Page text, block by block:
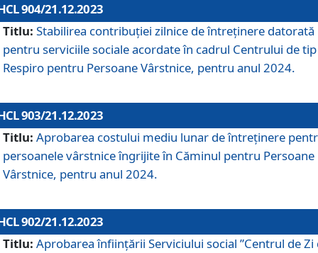
904/21.12.2023
Titlu: Stabilirea contribuţiei zilnice de întreținere datorată
pentru serviciile sociale acordate în cadrul Centrului de tip
Respiro pentru Persoane Vârstnice, pentru anul 2024.
903/21.12.2023
Titlu: Aprobarea costului mediu lunar de întreţinere
persoanele vârstnice îngrijite în Căminul pentru Persoane
Vârstnice, pentru anul 2024.
902/21.12.2023
Titlu: Aprobarea înființării Serviciului social ”Centrul de Zi